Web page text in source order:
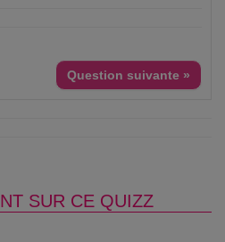
Question suivante »
SUR CE QUIZZ